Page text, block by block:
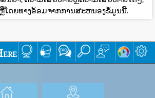
ໂດຍທາງອ້ອມຈາກການສະຫນອງຂໍ້ມູນນີ້.